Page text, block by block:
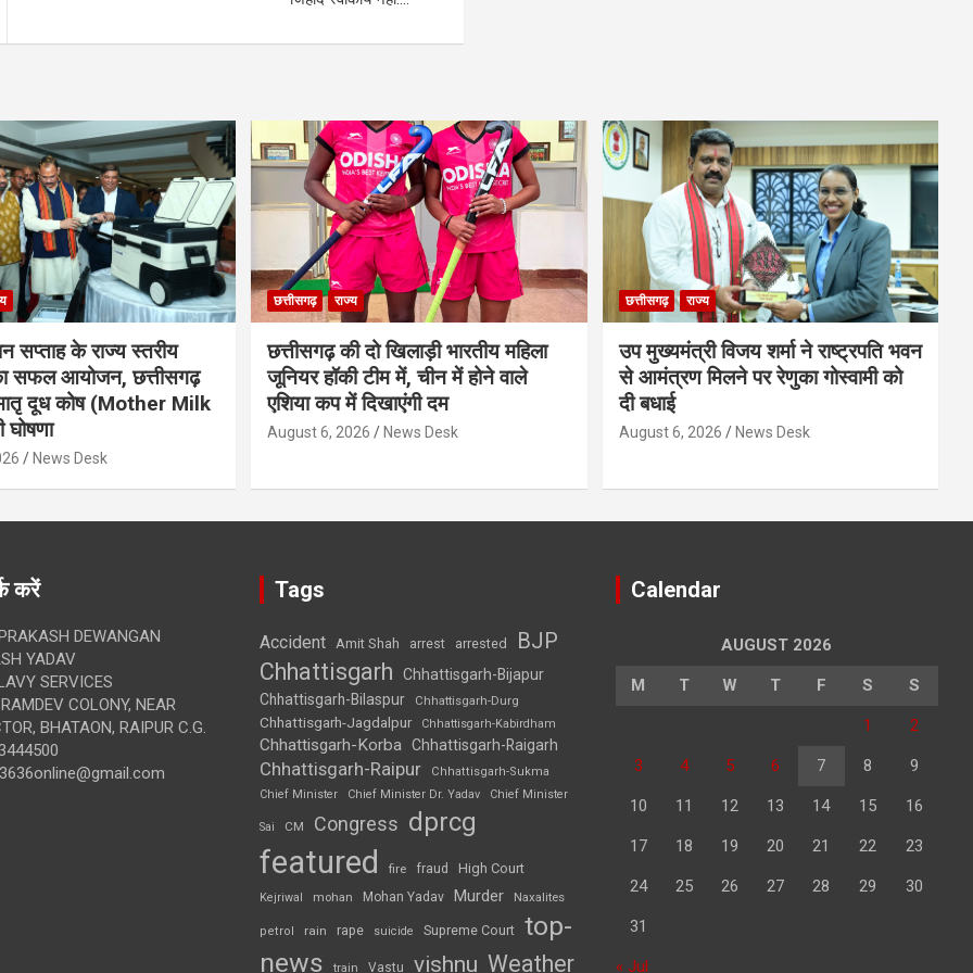
सप्ताह के राज्य स्तरीय
सफल आयोजन, छत्तीसगढ़
दूध कोष (Mother Milk
News Desk
छत्तीसगढ़ राज्य
छत्तीसगढ़ की दो खिलाड़ी भारतीय महिला
जूनियर हॉकी टीम में, चीन में होने वाले
एशिया कप में दिखाएंगी दम
August 6, 2026 News Desk
छत्तीसगढ़ राज्य
उप मुख्यमंत्री विजय शर्मा ने राष्ट्रपति भवन
से आमंत्रण मिलने पर रेणुका गोस्वामी को
दी बधाई
August 6, 2026 News Desk
करें
DEWANGAN
YADAV
SERVICES
COLONY, NEAR
BHATAON, RAIPUR C.G.
Tags
Accident Amit Shah arrest arrested BJP
Chhattisgarh
Chhattisgarh-Bijapur
Chhattisgarh-Bilaspur
Chhattisgarh-Durg
Chhattisgarh-Jagdalpur Chhattisgarh-Kabirdham
Chhattisgarh-Korba Chhattisgarh-Raigarh
Chhattisgarh-Raipur
Chhattisgarh-Sukma
Chief Minister
Chief Minister Dr. Yadav Chief Minister
Sai CM Congress dprcg
featured fire fraud High Court
Kejriwal mohan Mohan Yadav Murder Naxalites
petrol rain rape suicide Supreme Court top-
news
train Vastu vishnu Weather
Calendar
AUGUST 2026
M T W T F S S
1 2
3 4 5 6 7 8 9
10 11 12 13 14 15 16
17 18 19 20 21 22 23
24 25 26 27 28 29 30
31
« Jul